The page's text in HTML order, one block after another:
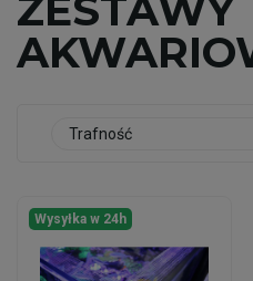
ZESTAWY
Trafność
Wysyłka w 24h